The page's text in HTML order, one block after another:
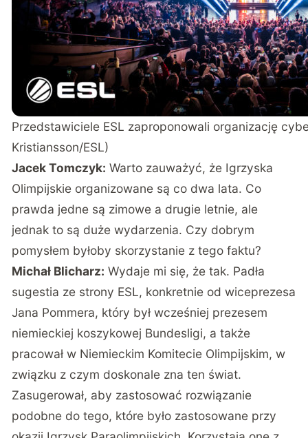
Przedstawiciele ESL zaproponowali organizację
Kristiansson/ESL)
Jacek Tomczyk: Warto zauważyć, że Igrzyska
Olimpijskie organizowane są co dwa lata. Co
prawda jedne są zimowe a drugie letnie, ale
jednak to są duże wydarzenia. Czy dobrym
pomysłem byłoby skorzystanie z tego faktu?
Michał Blicharz: Wydaje mi się, że tak. Padła
sugestia ze strony ESL, konkretnie od wiceprezesa
Jana Pommera, który był wcześniej prezesem
niemieckiej koszykowej Bundesligi, a także
pracował w Niemieckim Komitecie Olimpijskim, w
związku z czym doskonale zna ten świat.
Zasugerował, aby zastosować rozwiązanie
podobne do tego, które było zastosowane przy